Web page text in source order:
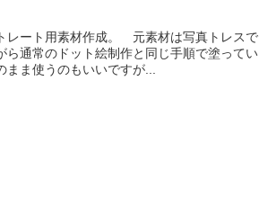
レート用素材作成。 元素材は写真トレスで
通常のドット絵制作と同じ手順で塗ってい
ま使うのもいいですが...